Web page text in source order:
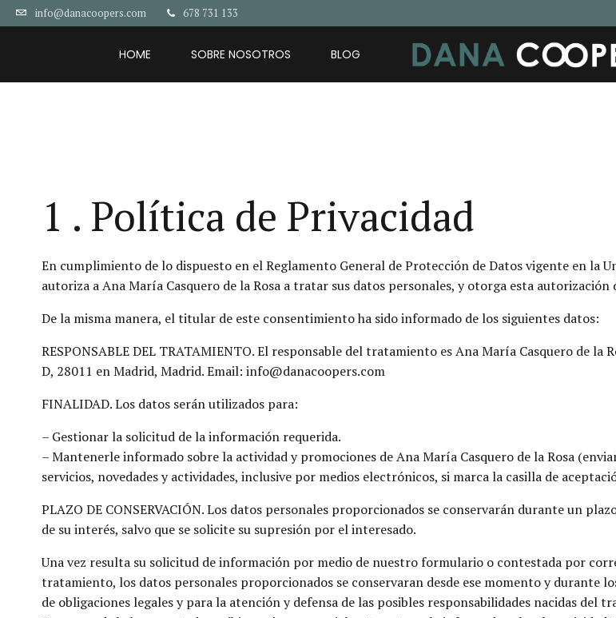
info@danacoopers.com 678 731 133
HOME SOBRE NOSOTROS BLOG
1 . Política de Privacidad
En cumplimiento de lo dispuesto en el Reglamento General de Protección de Datos vigente en la
autoriza a Ana María Casquero de la Rosa a tratar sus datos personales, y otorga esta
De la misma manera, el titular de este consentimiento ha sido informado de los siguientes datos:
RESPONSABLE DEL TRATAMIENTO. El responsable del tratamiento es Ana María Casquero de la
D, 28011 en Madrid, Madrid. Email: info@danacoopers.com
FINALIDAD. Los datos serán utilizados para:
– Gestionar la solicitud de la información requerida.
– Mantenerle informado sobre la actividad y promociones de Ana María Casquero de la Rosa
servicios, novedades y actividades, inclusive por medios electrónicos, si marca la casilla de
PLAZO DE CONSERVACIÓN. Los datos personales proporcionados se conservarán durante un
de su interés, salvo que se solicite su supresión por el interesado.
Una vez resulta su solicitud de información por medio de nuestro formulario o contestada por
tratamiento, los datos personales proporcionados se conservaran desde ese momento y durante
de obligaciones legales y para la atención y defensa de las posibles responsabilidades nacidas del